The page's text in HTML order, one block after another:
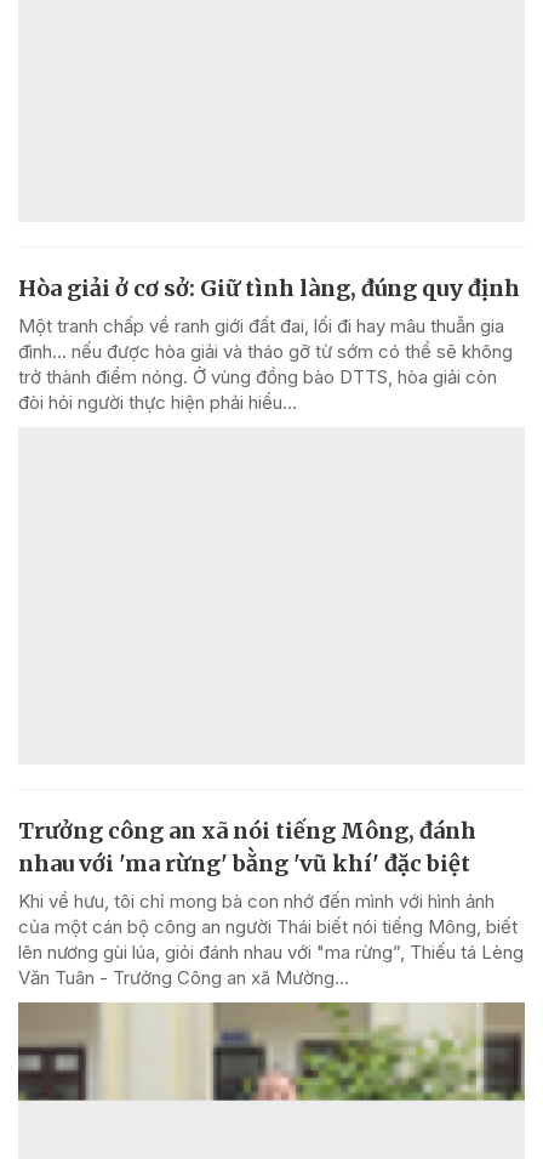
Hòa giải ở cơ sở: Giữ tình làng, đúng quy định
Một tranh chấp về ranh giới đất đai, lối đi hay mâu thuẫn gia
đình... nếu được hòa giải và tháo gỡ từ sớm có thể sẽ không
trở thành điểm nóng. Ở vùng đồng bào DTTS, hòa giải còn
đòi hỏi người thực hiện phải hiểu...
Trưởng công an xã nói tiếng Mông, đánh
nhau với 'ma rừng' bằng 'vũ khí' đặc biệt
Khi về hưu, tôi chỉ mong bà con nhớ đến mình với hình ảnh
của một cán bộ công an người Thái biết nói tiếng Mông, biết
lên nương gùi lúa, giỏi đánh nhau với "ma rừng”, Thiếu tá Lèng
Văn Tuân - Trưởng Công an xã Mường...